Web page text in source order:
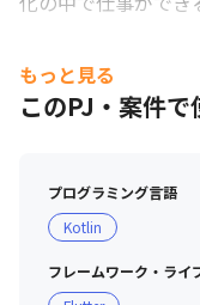
■ 育休制度に関して
・子供が2才に到達
員が申し出た期間で
児休職を1日以上取
者が出産した男性従
もっと見る
このPJ・案件
プログラミング言語
Kotlin
フレームワーク・ライ